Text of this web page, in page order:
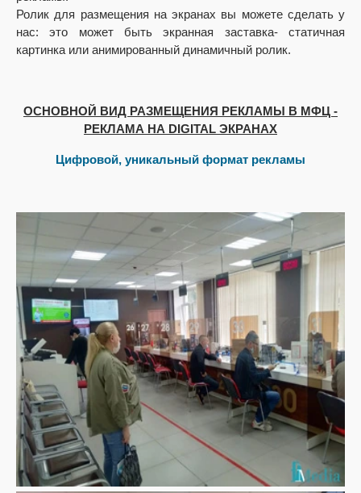
Ролик для размещения на экранах вы можете сделать у
нас: это может быть экранная заставка- статичная
картинка или анимированный динамичный ролик.
ОСНОВНОЙ ВИД РАЗМЕЩЕНИЯ РЕКЛАМЫ В МФЦ -
РЕКЛАМА НА DIGITAL ЭКРАНАХ
Цифровой, уникальный формат рекламы